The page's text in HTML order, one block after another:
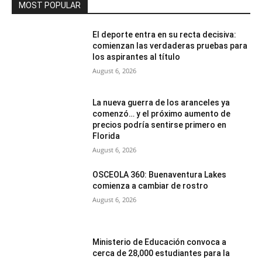
MOST POPULAR
El deporte entra en su recta decisiva:
comienzan las verdaderas pruebas para
los aspirantes al título
August 6, 2026
La nueva guerra de los aranceles ya
comenzó… y el próximo aumento de
precios podría sentirse primero en
Florida
August 6, 2026
OSCEOLA 360: Buenaventura Lakes
comienza a cambiar de rostro
August 6, 2026
Ministerio de Educación convoca a
cerca de 28,000 estudiantes para la